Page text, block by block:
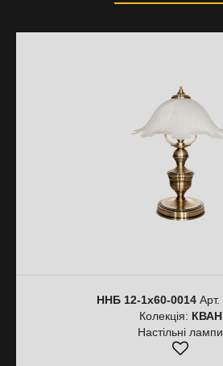
ННБ 12-1х60-0014Арт.
Колекція: КВАН
Настільні лампи